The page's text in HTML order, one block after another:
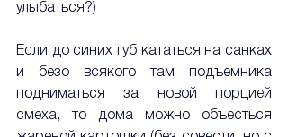
улыбаться?)
Если до синих губ кататься на санках
и безо всякого там подъемника
подниматься за новой порцией
смеха, то дома можно объесться